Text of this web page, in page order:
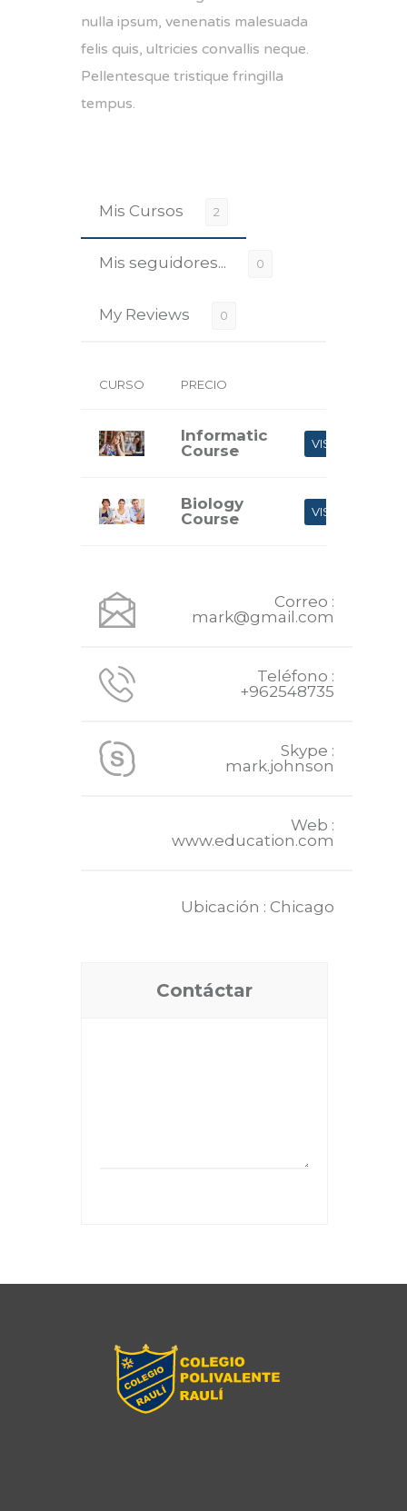
nulla ipsum, venenatis malesuada
felis quis, ultricies convallis neque.
Pellentesque tristique fringilla
tempus.
Mis Cursos 2
Mis seguidores... 0
My Reviews 0
CURSO PRECIO
Informatic
Course
VISTA
Biology
Course
VISTA
Correo :
mark@gmail.com
Teléfono :
+962548735
Skype :
mark.johnson
Web :
www.education.com
Ubicación : Chicago
Contáctar